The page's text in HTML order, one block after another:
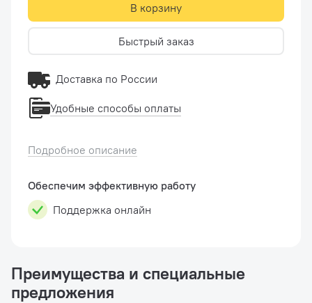
Подробное описание
Обеспечим эффективную работу
Поддержка онлайн
В корзину
Быстрый заказ
Доставка по России
Удобные способы оплаты
Преимущества и специальные
предложения